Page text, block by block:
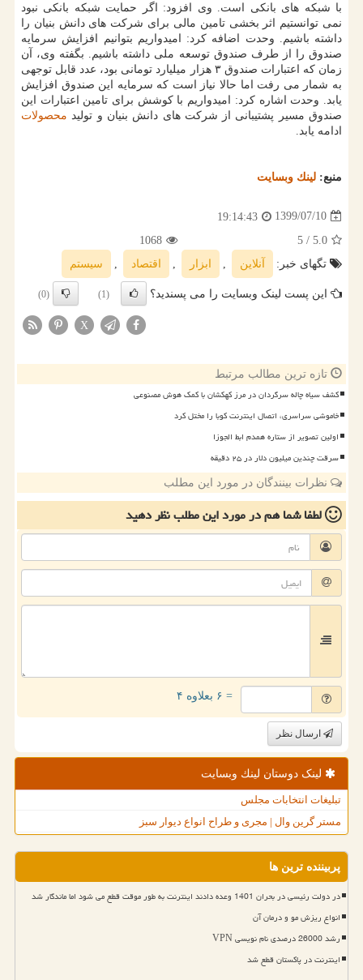
با شبکه های بانکی است. وی افزود: اگر حمایت شبکه بانکی نبود
نمی توانستیم اثر بخشی تامین مالی برای شرکت های دانش بنیان را
داشته باشیم. وحدت اضافه کرد: امیدواریم بتوانیم افزایش سرمایه
صندوق را از طرف صندوق توسعه ملی داشته باشیم. بگفته وی، آن
زمان که اعتبارات صندوق ۳ هزار میلیارد تومانی بود، عدد قابل توجهی
به شمار می رفت اما حالا نیاز است که سرمایه این صندوق افزایش
یابد. وحدت اشاره کرد: امیدواریم با کوشش برای تامین اعتبارات این
صندوق مسیر پشتیبانی از شرکت های دانش بنیان و تولید محصولات
ادامه یابد.
منبع: لینك وبسایت
1399/07/10
19:14:43
5.0
/ 5
1068
تگهای خبر:
آنلاین , ابزار , اقتصاد , سیستم
این پست لینک وبسایت را می پسندید؟ (1)
(0)
X
تازه ترین مطالب مرتبط
کشف سیاه چاله سرگردان در مرز کهکشان با کمک هوش مصنوعی
خاموشی سراسری، اتصال اینترنت کوبا را مختل کرد
اولین تصویر از ستاره همدم ابط الجوزا
سرقت چندین میلیون دلار در ۲۵ دقیقه
نظرات بینندگان در مورد این مطلب
لطفا شما همدر مورد این مطلبنظر دهید
= ۶ بعلاوه ۴
ارسال نظر
لینک دوستان لینك وبسایت
تبلیغات انتخابات مجلس
مستر گرین وال | مجری و طراح انواع دیوار سبز
پربیننده ترین ها
در دولت رئیسی در بحران 1401 وعده دادند اینترنت به طور موقت قطع می شود اما ماندگار شد
انواع ریزش مو و درمان آن
رشد 26000 درصدی نام نویسی VPN
اینترنت در پاکستان قطع شد